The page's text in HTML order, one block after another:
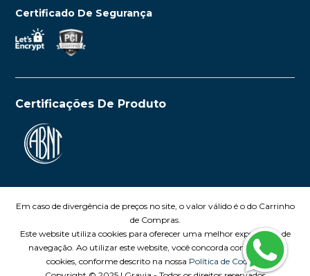
Certificado De Segurança
Certificações De Produto
Em caso de divergência de preços no site, o valor válido é o do Carrinho
de Compras.
Este website utiliza cookies para oferecer uma melhor experiência de
navegação. Ao utilizar este website, você concorda com o uso de
cookies, conforme descrito na nossa Política de Cookies.